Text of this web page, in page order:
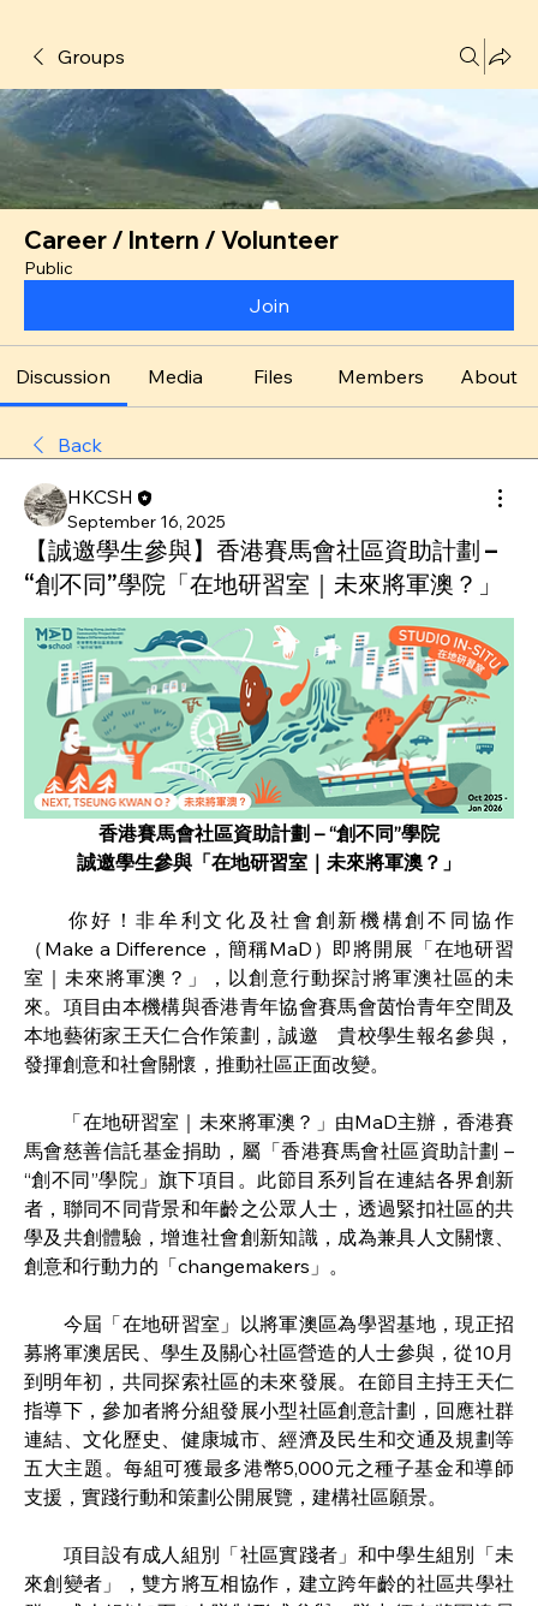
Groups
Career / Intern / Volunteer
Public
Join
Discussion Media Files Members About
Back
HKCSH
September 16, 2025
【誠邀學生參與】香港賽馬會社區資助計劃 –
“創不同”學院「在地研習室｜未來將軍澳？」
香港賽馬會社區資助計劃 – “創不同”學院
誠邀學生參與「在地研習室｜未來將軍澳？」
你好！非牟利文化及社會創新機構創不同協作
（ Make a Difference ，簡稱MaD ）即將開展「在地研習
室｜未來將軍澳？」，以創意行動探討將軍澳社區的未
來。項目由本機構與香港青年協會賽馬會茵怡青年空間及
本地藝術家王天仁合作策劃，誠邀　貴校學生報名參與，
發揮創意和社會關懷，推動社區正面改變。
「在地研習室｜未來將軍澳？」由MaD主辦，香港賽
馬會慈善信託基金捐助，屬「香港賽馬會社區資助計劃 –
“創不同”學院」旗下項目。此節目系列旨在連結各界創新
者，聯同不同背景和年齡之公眾人士，透過緊扣社區的共
學及共創體驗，增進社會創新知識，成為兼具人文關懷、
創意和行動力的「changemakers 」。
今屆「在地研習室」以將軍澳區為學習基地，現正招
募將軍澳居民、學生及關心社區營造的人士參與，從10 月
到明年初，共同探索社區的未來發展。在節目主持王天仁
指導下，參加者將分組發展小型社區創意計劃，回應社群
連結、文化歷史、健康城市、經濟及民生和交通及規劃等
五大主題。每組可獲最多港幣5,000元之種子基金和導師
支援，實踐行動和策劃公開展覽，建構社區願景。
項目設有成人組別「社區實踐者」和中學生組別「未
來創變者」，雙方將互相協作，建立跨年齡的社區共學社